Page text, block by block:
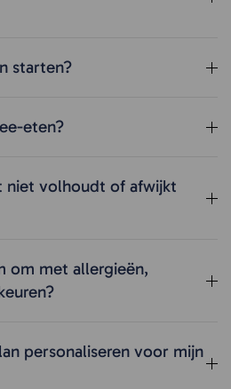
starten?
eten?
niet volhoudt of afwijkt
om met allergieën,
personaliseren voor mijn